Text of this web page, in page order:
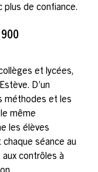
plus de confiance.
900
et lycées,
D’un
méthodes et les
même
les élèves
séance au
aux contrôles à